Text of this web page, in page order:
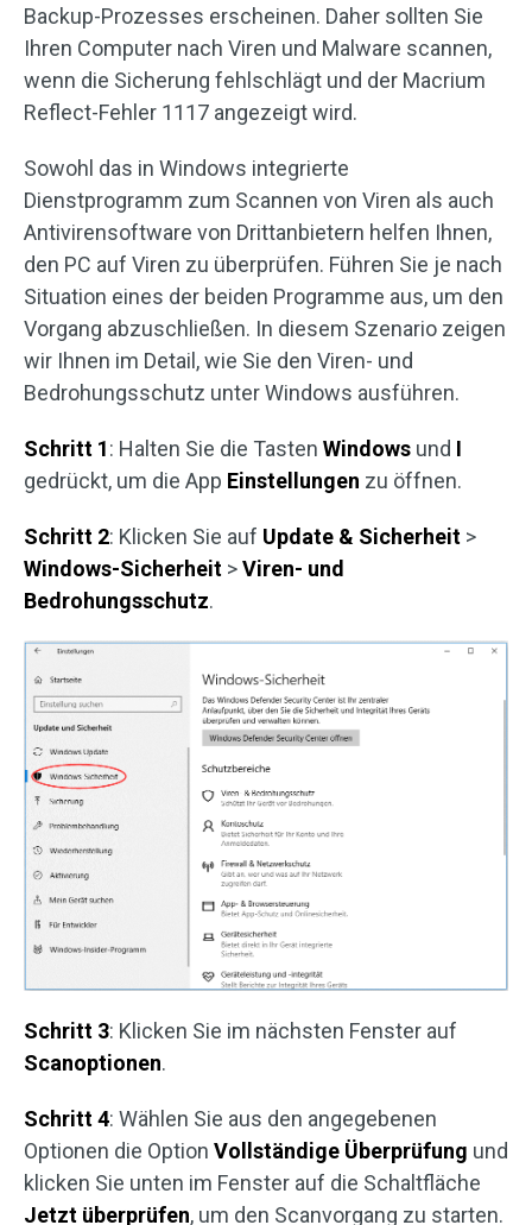
Backup-Prozesses erscheinen. Daher sollten Sie
Ihren Computer nach Viren und Malware scannen,
wenn die Sicherung fehlschlägt und der Macrium
Reflect-Fehler 1117 angezeigt wird.
Sowohl das in Windows integrierte
Dienstprogramm zum Scannen von Viren als auch
Antivirensoftware von Drittanbietern helfen Ihnen,
den PC auf Viren zu überprüfen. Führen Sie je nach
Situation eines der beiden Programme aus, um den
Vorgang abzuschließen. In diesem Szenario zeigen
wir Ihnen im Detail, wie Sie den Viren- und
Bedrohungsschutz unter Windows ausführen.
Schritt 1: Halten Sie die Tasten Windows und I
gedrückt, um die App Einstellungen zu öffnen.
Schritt 2: Klicken Sie auf Update & Sicherheit >
Windows-Sicherheit >Viren- und
Bedrohungsschutz.
Schritt 3: Klicken Sie im nächsten Fenster auf
Scanoptionen.
Schritt 4: Wählen Sie aus den angegebenen
Optionen die Option Vollständige Überprüfung und
klicken Sie unten im Fenster auf die Schaltfläche
Jetzt überprüfen, um den Scanvorgang zu starten.